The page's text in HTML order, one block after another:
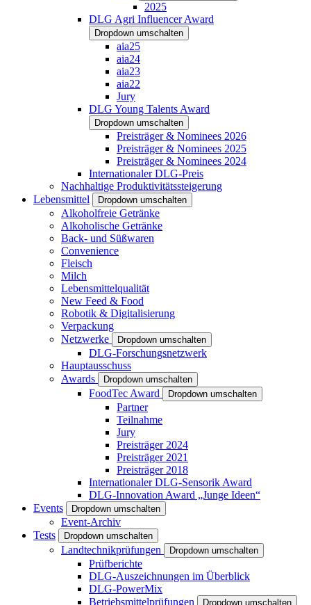
2025
DLG Agri Influencer Award
Dropdown umschalten
aia25
aia24
aia23
aia22
Jury
DLG Young Talents Award
Dropdown umschalten
Preisträger & Nominees 2026
Preisträger & Nominees 2025
Preisträger & Nominees 2024
Internationaler DLG-Preis
Nachhaltige Produktivitätssteigerung
Lebensmittel
Dropdown umschalten
Alkoholfreie Getränke
Alkoholische Getränke
Back- und Süßwaren
Convenience
Fleisch
Milch
Lebensmittelqualität
New Feed & Food
Robotik & Digitalisierung
Verpackung
Netzwerke
Dropdown umschalten
DLG-Forschungsnetzwerk
Hauptausschuss
Awards
Dropdown umschalten
FoodTec Award Dropdown umschalten
Partner
Teilnahme
Jury
Preisträger 2024
Preisträger 2021
Preisträger 2018
Internationaler DLG-Sensorik Award
DLG-Innovation Award „Junge Ideen“
Events
Dropdown umschalten
Event-Archiv
Tests
Dropdown umschalten
Landtechnikprüfungen Dropdown umschalten
Prüfberichte
DLG-Auszeichnungen im Überblick
DLG-PowerMix
Betriebsmittelprüfungen
Dropdown umschalten